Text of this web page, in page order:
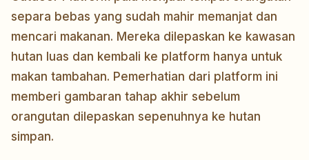
separa bebas yang sudah mahir memanjat dan
mencari makanan. Mereka dilepaskan ke kawasan
hutan luas dan kembali ke platform hanya untuk
makan tambahan. Pemerhatian dari platform ini
memberi gambaran tahap akhir sebelum
orangutan dilepaskan sepenuhnya ke hutan
simpan.